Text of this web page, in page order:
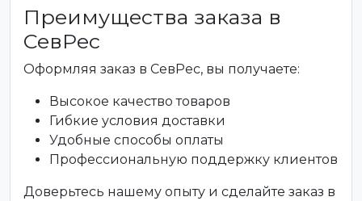
Преимущества заказа в
СевРес
Оформляя заказ в СевРес, вы получаете:
Высокое качество товаров
Гибкие условия доставки
Удобные способы оплаты
Профессиональную поддержку клиентов
Доверьтесь нашему опыту и сделайте заказ в